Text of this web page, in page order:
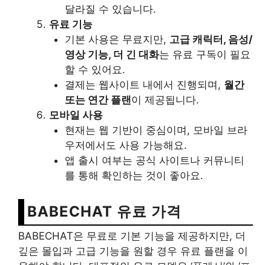
달라질 수 있습니다.
유료 기능
기본 사용은 무료지만, 고급 캐릭터, 음성/
영상 기능, 더 긴 대화는 유료 구독이 필요
할 수 있어요.
결제는 웹사이트 내에서 진행되며, 월간
또는 연간 플랜이 제공됩니다.
모바일 사용
현재는 웹 기반이 중심이며, 모바일 브라
우저에서도 사용 가능해요.
앱 출시 여부는 공식 사이트나 커뮤니티
를 통해 확인하는 것이 좋아요.
BABECHAT 유료 가격
BABECHAT은 무료로 기본 기능을 제공하지만, 더
깊은 몰입과 고급 기능을 원할 경우 유료 플랜을 이